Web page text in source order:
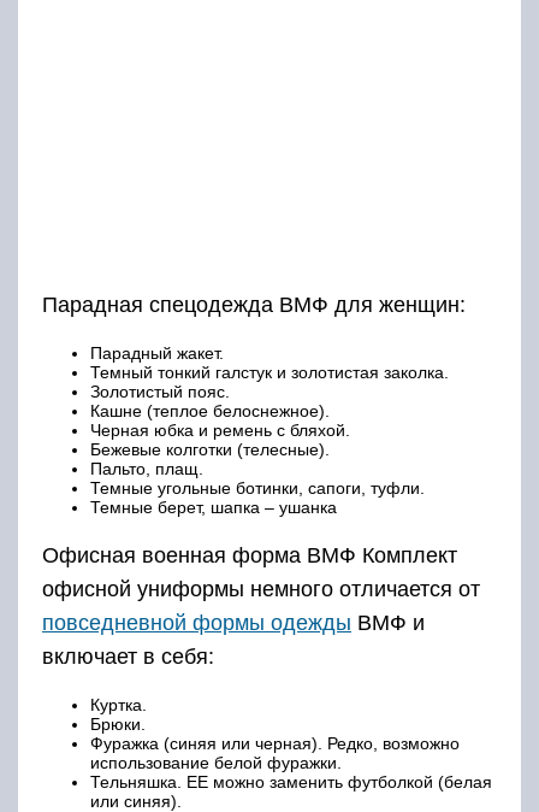
Парадная спецодежда ВМФ для женщин:
Парадный жакет.
Темный тонкий галстук и золотистая заколка.
Золотистый пояс.
Кашне (теплое белоснежное).
Черная юбка и ремень с бляхой.
Бежевые колготки (телесные).
Пальто, плащ.
Темные угольные ботинки, сапоги, туфли.
Темные берет, шапка – ушанка
Офисная военная форма ВМФ Комплект
офисной униформы немного отличается от
повседневной формы одежды ВМФ и
включает в себя:
Куртка.
Брюки.
Фуражка (синяя или черная). Редко, возможно
использование белой фуражки.
Тельняшка. ЕЕ можно заменить футболкой (белая
или синяя).